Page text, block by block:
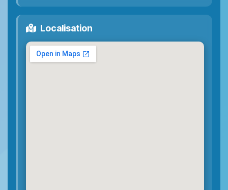
Localisation